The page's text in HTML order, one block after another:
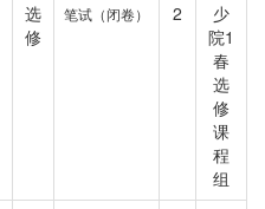
选
修
笔试（闭卷） 2
少
院1
春
选
修
课
程
组